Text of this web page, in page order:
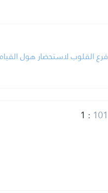
قرع القلوب لاستحضار هول
1 : 101